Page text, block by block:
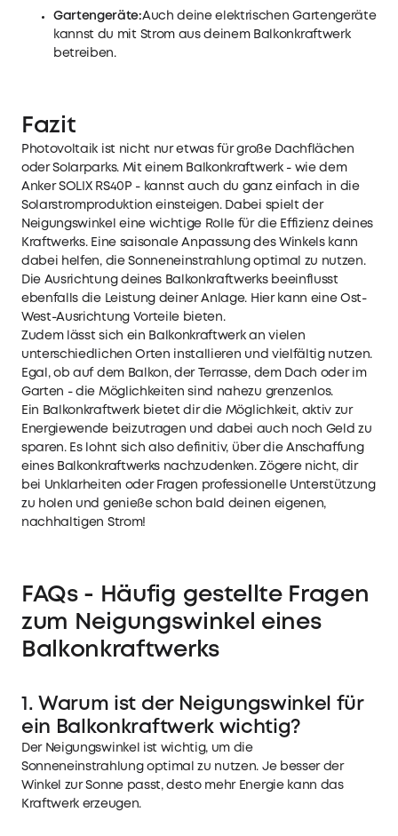
Gartengeräte:Auch deine elektrischen Gartengeräte
kannst du mit Strom aus deinem Balkonkraftwerk
betreiben.
Fazit
Photovoltaik ist nicht nur etwas für große Dachflächen
oder Solarparks. Mit einem Balkonkraftwerk - wie dem
Anker SOLIX RS40P - kannst auch du ganz einfach in die
Solarstromproduktion einsteigen. Dabei spielt der
Neigungswinkel eine wichtige Rolle für die Effizienz deines
Kraftwerks. Eine saisonale Anpassung des Winkels kann
dabei helfen, die Sonneneinstrahlung optimal zu nutzen.
Die Ausrichtung deines Balkonkraftwerks beeinflusst
ebenfalls die Leistung deiner Anlage. Hier kann eine Ost-
West-Ausrichtung Vorteile bieten.
Zudem lässt sich ein Balkonkraftwerk an vielen
unterschiedlichen Orten installieren und vielfältig nutzen.
Egal, ob auf dem Balkon, der Terrasse, dem Dach oder im
Garten - die Möglichkeiten sind nahezu grenzenlos.
Ein Balkonkraftwerk bietet dir die Möglichkeit, aktiv zur
Energiewende beizutragen und dabei auch noch Geld zu
sparen. Es lohnt sich also definitiv, über die Anschaffung
eines Balkonkraftwerks nachzudenken. Zögere nicht, dir
bei Unklarheiten oder Fragen professionelle Unterstützung
zu holen und genieße schon bald deinen eigenen,
nachhaltigen Strom!
FAQs - Häufig gestellte Fragen
zum Neigungswinkel eines
Balkonkraftwerks
1. Warum ist der Neigungswinkel für
ein Balkonkraftwerk wichtig?
Der Neigungswinkel ist wichtig, um die
Sonneneinstrahlung optimal zu nutzen. Je besser der
Winkel zur Sonne passt, desto mehr Energie kann das
Kraftwerk erzeugen.